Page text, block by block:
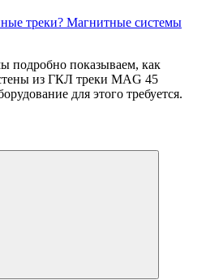
треки? Магнитные системы
подробно показываем, как
из ГКЛ треки MAG 45
для этого требуется.